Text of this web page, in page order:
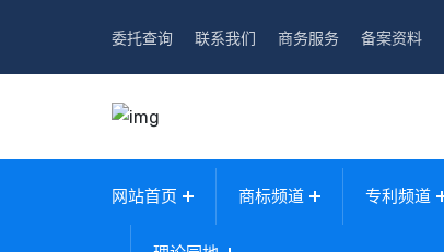
委托查询 联系我们 商务服务 备案资料
网站首页 商标频道 专利频道